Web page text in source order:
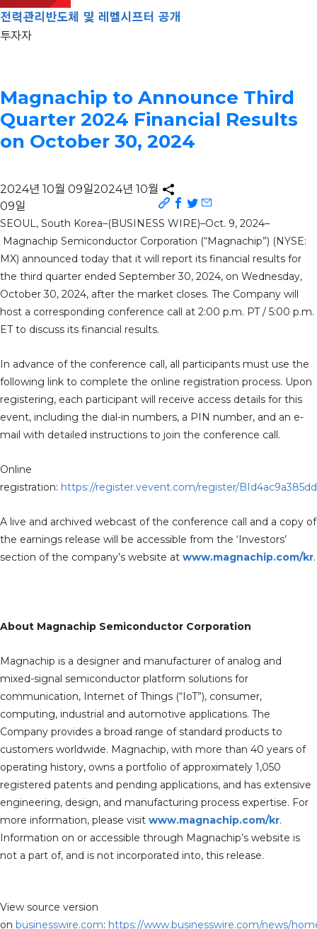
전력관리반도체 및 레벨시프터 공개
투자자
Magnachip to Announce Third
Quarter 2024 Financial Results
on October 30, 2024
2024년 10월 09일2024년 10월
09일
SEOUL, South Korea–(BUSINESS WIRE)–Oct. 9, 2024–
Magnachip Semiconductor Corporation (“Magnachip”) (NYSE:
MX) announced today that it will report its financial results for
the third quarter ended September 30, 2024, on Wednesday,
October 30, 2024, after the market closes. The Company will
host a corresponding conference call at 2:00 p.m. PT / 5:00 p.m.
ET to discuss its financial results.
In advance of the conference call, all participants must use the
following link to complete the online registration process. Upon
registering, each participant will receive access details for this
event, including the dial-in numbers, a PIN number, and an e-
mail with detailed instructions to join the conference call.
Online
registration: https://register.vevent.com/register/
A live and archived webcast of the conference call and a copy of
the earnings release will be accessible from the ‘Investors’
section of the company’s website at www.magnachip.com/kr.
About Magnachip Semiconductor Corporation
Magnachip is a designer and manufacturer of analog and
mixed-signal semiconductor platform solutions for
communication, Internet of Things (“IoT”), consumer,
computing, industrial and automotive applications. The
Company provides a broad range of standard products to
customers worldwide. Magnachip, with more than 40 years of
operating history, owns a portfolio of approximately 1,050
registered patents and pending applications, and has extensive
engineering, design, and manufacturing process expertise. For
more information, please visit www.magnachip.com/kr.
Information on or accessible through Magnachip’s website is
not a part of, and is not incorporated into, this release.
View source version
on businesswire.com: https://www.businesswire.com/news/